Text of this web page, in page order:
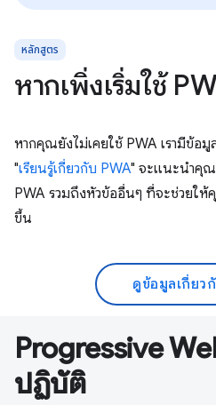
หลักสูตร
หากเพิ่งเริ่มใช้
หากคุณยังไม่เคยใช้ PWA เรามีข้
"เรียนรู้เกี่ยวกับ PWA" จะแนะนำคุณ
PWA รวมถึงหัวข้ออื่นๆ ที่จะช่วยใ
ขึ้น
ดูข้อมูลเกี่ยว
Progressive
ปฏิบัติ